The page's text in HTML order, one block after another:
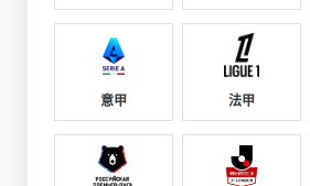
意甲 法甲